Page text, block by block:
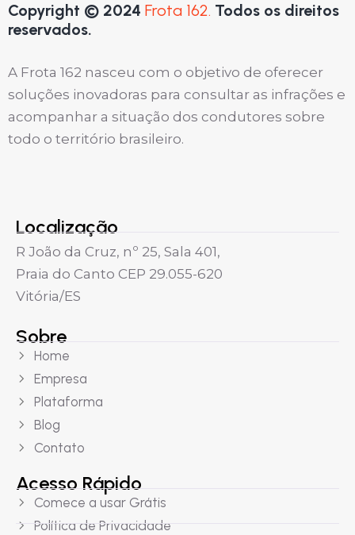
Copyright © 2024 Frota 162. Todos os direitos
reservados.
A Frota 162 nasceu com o objetivo de oferecer
soluções inovadoras para consultar as infrações e
acompanhar a situação dos condutores sobre
todo o território brasileiro.
Localização
R João da Cruz, nº 25, Sala 401,
Praia do Canto CEP 29.055-620
Vitória/ES
Sobre
Home
Empresa
Plataforma
Blog
Contato
Acesso Rápido
Comece a usar Grátis
Política de Privacidade